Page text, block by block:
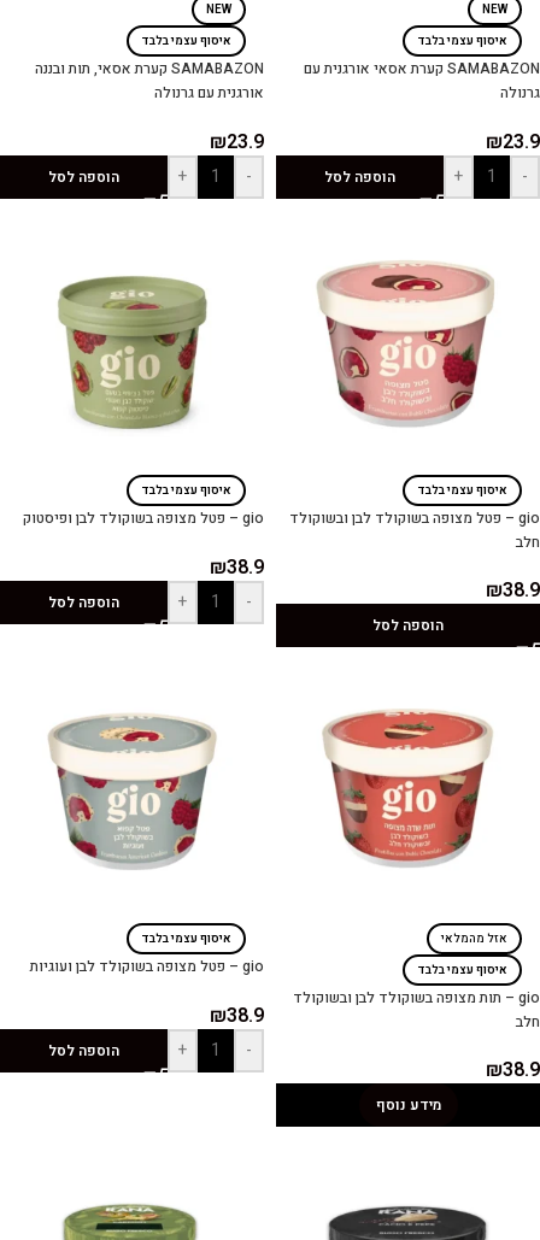
NEW
איסוף עצמי בלבד
SAMABAZON קערת אסאי אורגנית עם
גרנולה
₪23.9
-
+ הוספה לסל
NEW
איסוף עצמי בלבד
SAMABAZON קערת אסאי, תות ובננה
אורגנית עם גרנולה
₪23.9
-
+ הוספה לסל
איסוף עצמי בלבד
gio – פטל מצופה בשוקולד לבן ובשוקולד
חלב
₪38.9
הוספה לסל
איסוף עצמי בלבד
gio – פטל מצופה בשוקולד לבן ופיסטוק
₪38.9
-
+ הוספה לסל
אזל מהמלאי
איסוף עצמי בלבד
gio – תות מצופה בשוקולד לבן ובשוקולד
חלב
₪38.9
מידע נוסף
איסוף עצמי בלבד
gio – פטל מצופה בשוקולד לבן ועוגיות
₪38.9
-
+ הוספה לסל